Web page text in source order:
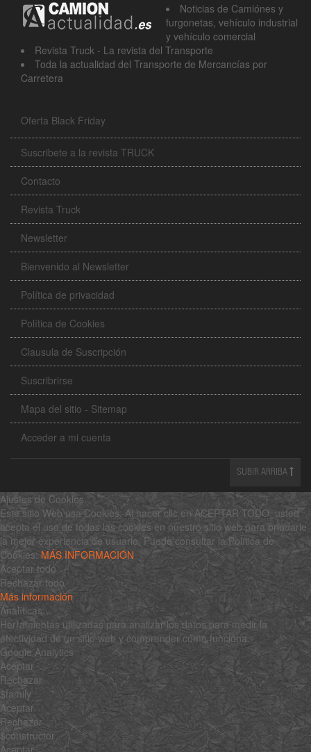
Noticias de Camiónes y
furgonetas, vehículo industrial
y vehículo comercial
Revista Truck - La revista del Transporte
Toda la actualidad del Transporte de Mercancías por
Carretera
Oferta Black Friday
Suscribete a la revista TRUCK
Contacto
Revista Truck
Newsletter
Bienvenido al Newsletter
Política de privacidad
Política de Cookies
Clausula de Suscripción
Suscribrirse
Mapa del sitio - Sitemap
Acceder a mi cuenta
SUBIR ARRIBA
Ajustes de Cookies
Este sitio Web usa Cookies. Al hacer clic en ACEPTAR TODO, usted
acepta el uso de todas las cookies en nuestro sitio web para brindarle
la mejor experiencia de usuario. Puede consultar la Política de
Cookies: MÁS INFORMACIÓN
Aceptar todo
Rechazar todo
Más información
Analíticas
Herramientas utilizadas para analizar los datos para medir la
efectividad de un sitio web y comprender cómo funciona.
Google Analytics
Aceptar
Rechazar
$family
Aceptar
Rechazar
$constructor
Aceptar